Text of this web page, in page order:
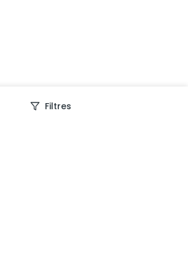
Filtres